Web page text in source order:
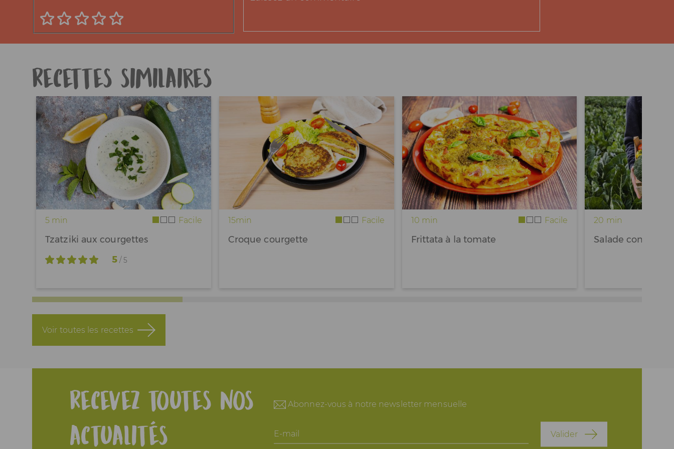
Recettes similaires
5 min Facile
Tzatziki aux courgettes
5/ 5
15min Facile
Croque courgette
10 min Facile
Frittata à la tomate
20 min
Salade
Voir toutes les recettes
Recevez toutes nos
actualités
Abonnez-vous à notre newsletter mensuelle
E-
mail
Valider